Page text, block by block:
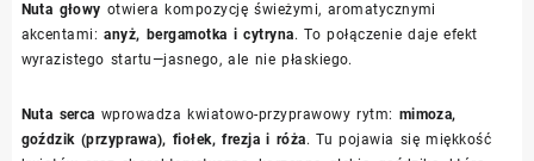
Nuta głowy otwiera kompozycję świeżymi, aromatycznymi
akcentami:anyż, bergamotka i cytryna. To połączenie daje efekt
wyrazistego startu—jasnego, ale nie płaskiego.
Nuta serca wprowadza kwiatowo-przyprawowy rytm: mimoza,
goździk (przyprawa), fiołek, frezja i róża. Tu pojawia się miękkość